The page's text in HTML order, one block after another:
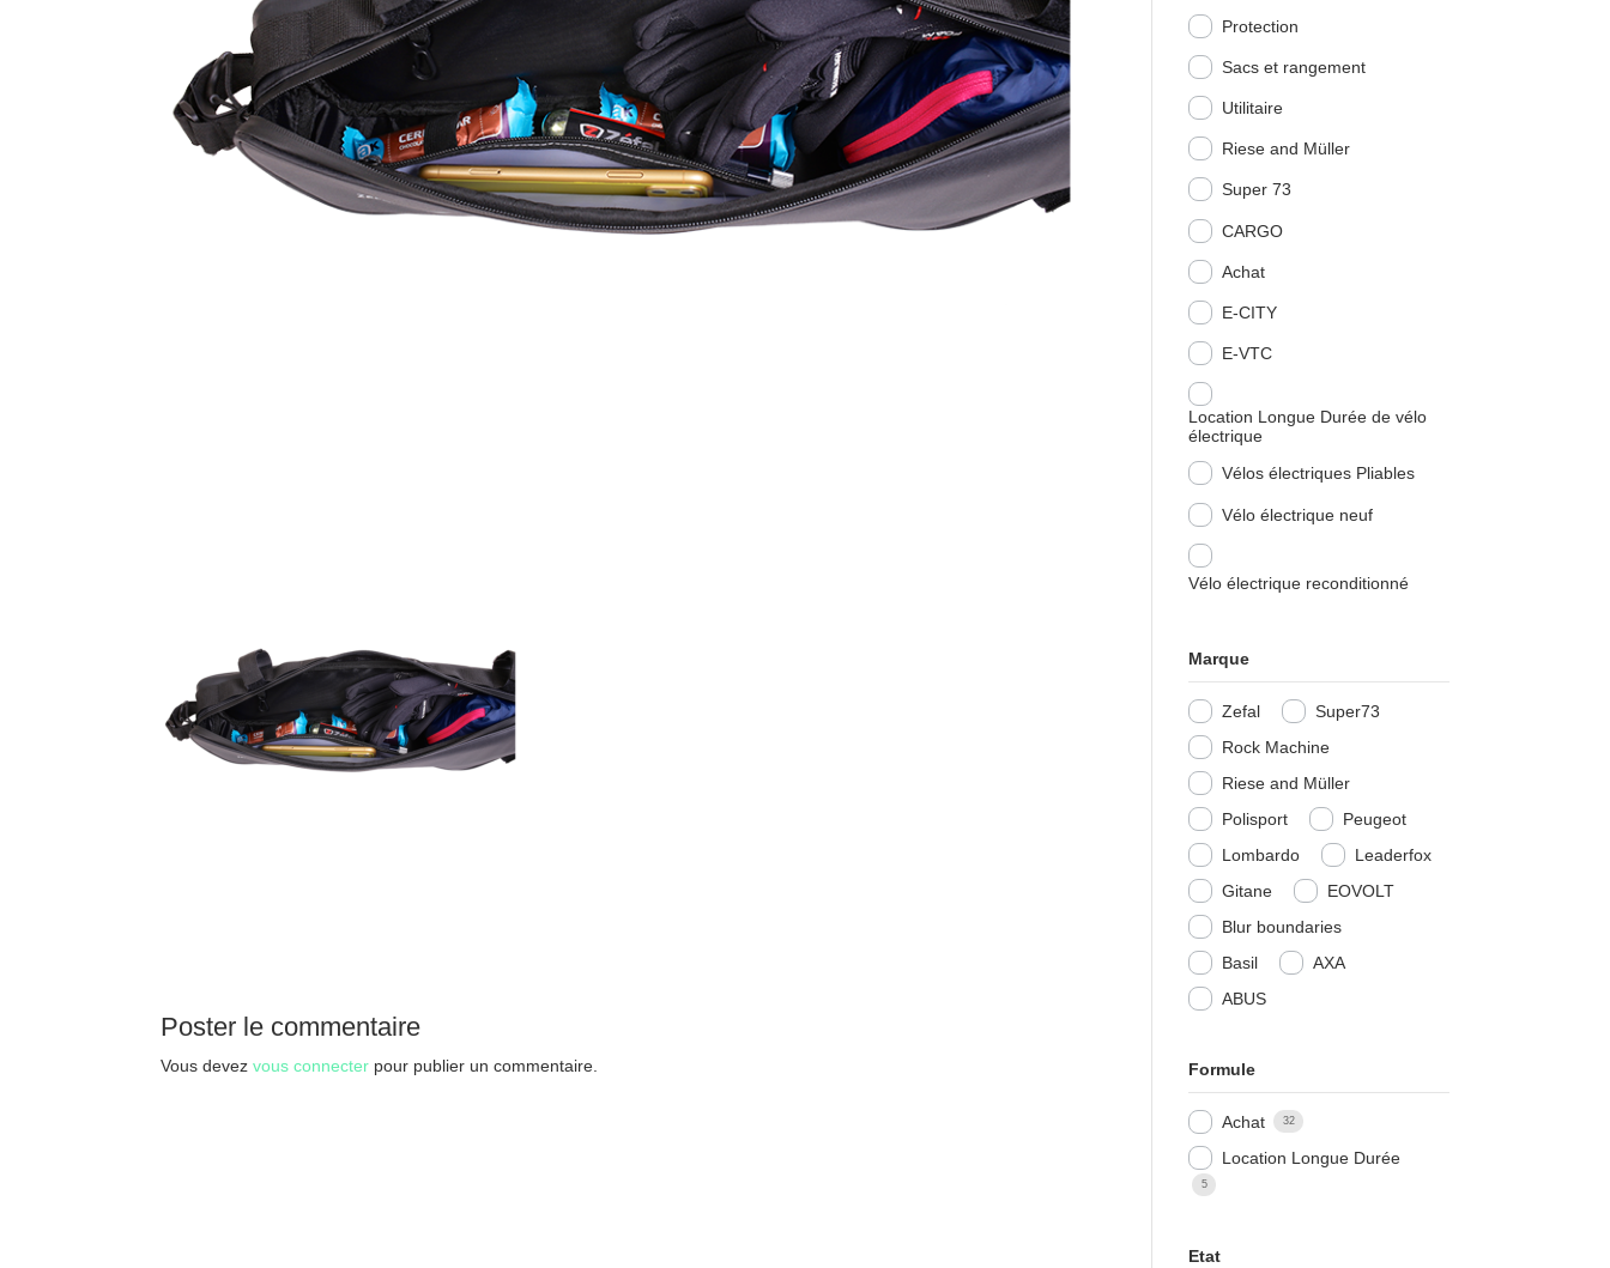
Poster le commentaire
Vous devezvous connecter pour publier un commentaire.
Protection
Sacs et rangement
Utilitaire
Riese and Müller
Super 73
CARGO
Achat
E-CITY
E-VTC
Location Longue Durée de vélo
électrique
Vélos électriques Pliables
Vélo électrique neuf
Vélo électrique reconditionné
Marque
Zefal
Super73
Rock Machine
Riese and Müller
Polisport
Peugeot
Lombardo
Leaderfox
Gitane
EOVOLT
Blur boundaries
Basil
AXA
ABUS
Formule
Achat 32
Location Longue Durée
5
Etat